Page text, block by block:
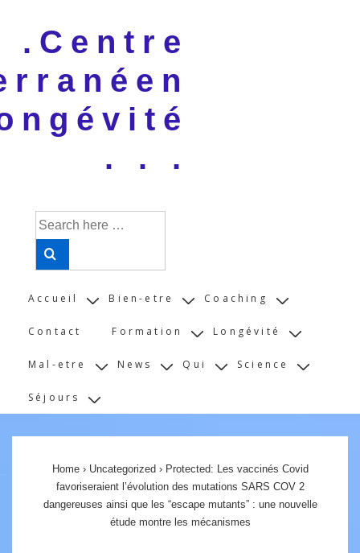
Main
.Centre
. . .
Search
for:
Main
Accueil Bien-etre Coaching
Contact Formation Longévité
Mal-etre News Qui Science
Séjours
Home › Uncategorized › Protected: Les vaccinés Covid
favoriseraient l’évolution des mutations SARS COV 2
dangereuses ainsi que les “escape mutants” : une nouvelle
étude montre les mécanismes